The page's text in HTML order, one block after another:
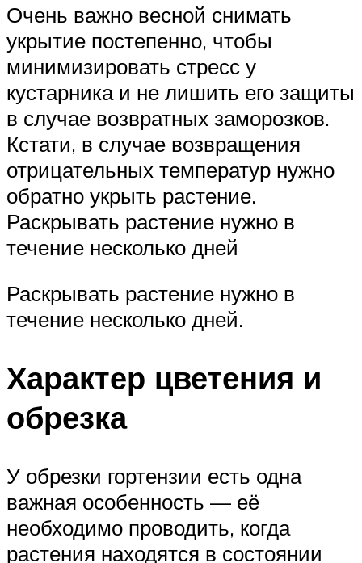
Очень важно весной снимать
укрытие постепенно, чтобы
минимизировать стресс у
кустарника и не лишить его защиты
в случае возвратных заморозков.
Кстати, в случае возвращения
отрицательных температур нужно
обратно укрыть растение.
Раскрывать растение нужно в
течение несколько дней
Раскрывать растение нужно в
течение несколько дней.
Характер цветения и
обрезка
У обрезки гортензии есть одна
важная особенность — её
необходимо проводить, когда
растения находятся в состоянии